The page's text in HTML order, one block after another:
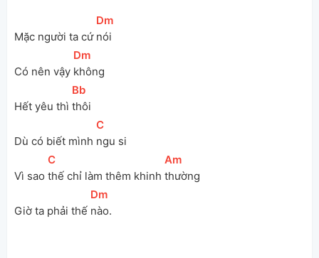
Mặc người ta cứ
[Dm
nói
Có nên vậy
[Dm
không
Hết yêu thì
[Bb
thôi
Dù có biết mình
[
C
ngu si
Vì sao
[
C
thế chỉ làm thêm khinh
[
Am
thường
Giờ ta phải thế
[Dm
nào.